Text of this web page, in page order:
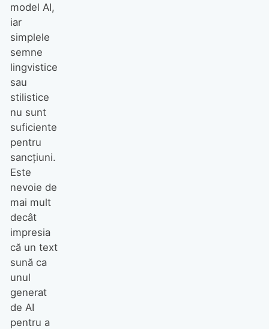
model AI,
iar
simplele
semne
lingvistice
sau
stilistice
nu sunt
suficiente
pentru
sancțiuni.
Este
nevoie de
mai mult
decât
impresia
că un text
sună ca
unul
generat
de AI
pentru a